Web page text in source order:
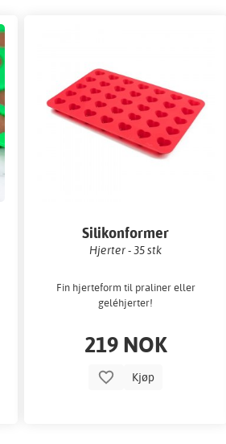
Silikonformer
Hjerter - 35 stk
Fin hjerteform til praliner eller
geléhjerter!
219 NOK
Kjøp